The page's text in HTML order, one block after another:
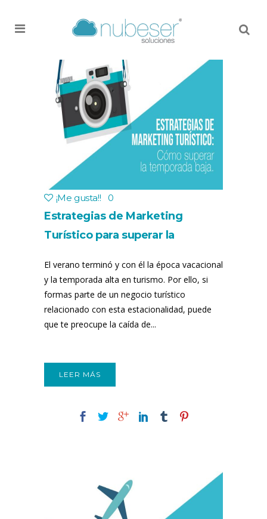
¡Me gusta!! 0
Estrategias de Marketing
Turístico para superar la
El verano terminó y con él la época vacacional
y la temporada alta en turismo. Por ello, si
formas parte de un negocio turístico
relacionado con esta estacionalidad, puede
que te preocupe la caída de...
LEER MÁS